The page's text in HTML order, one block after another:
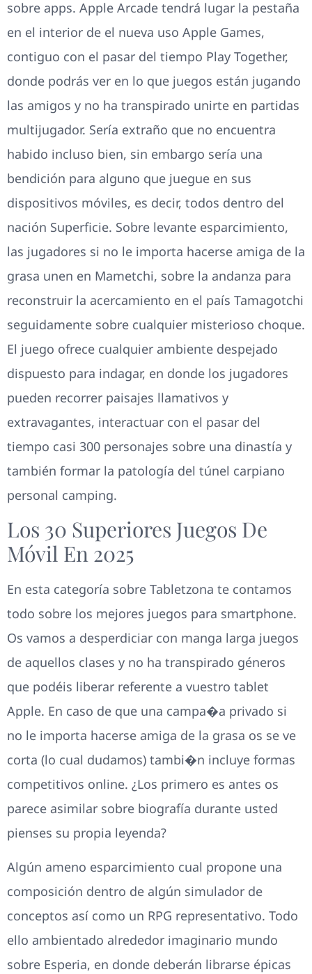
sobre apps. Apple Arcade tendrá lugar la pestaña
en el interior de el nueva uso Apple Games,
contiguo con el pasar del tiempo Play Together,
donde podrás ver en lo que juegos están jugando
las amigos y no ha transpirado unirte en partidas
multijugador. Serí­a extraño que no encuentra
habido incluso bien, sin embargo sería una
bendición para alguno que juegue en sus
dispositivos móviles, es decir, todos dentro del
nación Superficie. Sobre levante esparcimiento,
las jugadores si no le importa hacerse amiga de la
grasa unen en Mametchi, sobre la andanza para
reconstruir la acercamiento en el país Tamagotchi
seguidamente sobre cualquier misterioso choque.
El juego ofrece cualquier ambiente despejado
dispuesto para indagar, en donde los jugadores
pueden recorrer paisajes llamativos y
extravagantes, interactuar con el pasar del
tiempo casi 300 personajes sobre una dinastía y
también formar la patologí­a del túnel carpiano
personal camping.
Los 30 Superiores Juegos De
Móvil En 2025
En esta categoría sobre Tabletzona te contamos
todo sobre los mejores juegos para smartphone.
Os vamos a desperdiciar con manga larga juegos
de aquellos clases y no ha transpirado géneros
que podéis liberar referente a vuestro tablet
Apple. En caso de que una campa�a privado si
no le importa hacerse amiga de la grasa os se ve
corta (lo cual dudamos) tambi�n incluye formas
competitivos online. ¿Los primero es antes os
parece asimilar sobre biografía durante usted
pienses su propia leyenda?
Algún ameno esparcimiento cual propone una
composición dentro de algún simulador de
conceptos así­ como un RPG representativo. Todo
ello ambientado alrededor imaginario mundo
sobre Esperia, en donde deberán librarse épicas